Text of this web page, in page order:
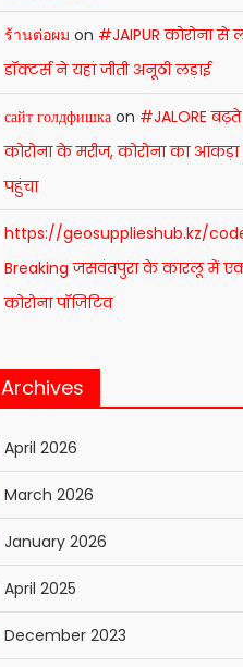
ร้านต่อผม on #JAIPUR कोरोना से
डॉक्टर्स ने यहां जीती अनूठी लड़ाई
сайт голдфишка on #JALORE
कोरोना के मरीज, कोरोना का
पहुंचा
https://geosupplieshub.kz/
Breaking जसवंतपुरा के कारलू में
कोरोना पॉजिटिव
Archives
April 2026
March 2026
January 2026
April 2025
December 2023